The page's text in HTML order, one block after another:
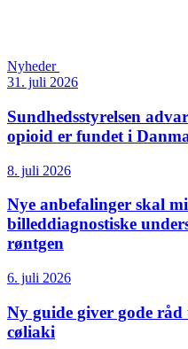
Nyheder
31. juli 2026
Sundhedsstyrelsen
opioid er fundet i
8. juli 2026
Nye anbefalinger skal
billeddiagnostiske
røntgen
6. juli 2026
Ny guide giver gode
cøliaki